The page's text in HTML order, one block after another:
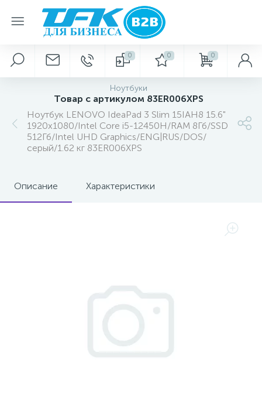
0 0 0
Ноутбуки
Товар с артикулом 83ER006XPS
Ноутбук LENOVO IdeaPad 3 Slim 15IAH8 15.6"
1920x1080/Intel Core i5-12450H/RAM 8Гб/SSD
512Гб/Intel UHD Graphics/ENG|RUS/DOS/
серый/1.62 кг 83ER006XPS
Описание Характеристики